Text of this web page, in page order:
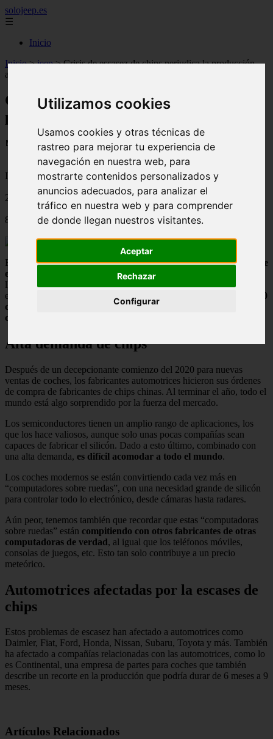
Utilizamos cookies
Usamos cookies y otras técnicas de
rastreo para mejorar tu experiencia de
navegación en nuestra web, para
mostrarte contenidos personalizados y
anuncios adecuados, para analizar el
tráfico en nuestra web y para comprender
de donde llegan nuestros visitantes.
Aceptar
Rechazar
Configurar
solojeep.es
☰
Inicio
Inicio > jeep >Crisis de escasez de chips perjudica la producción
automotriz
Crisis de escasez de chips perjudica la
producción automotriz
📅 08/09/2025
Información General Seguros
2021-01-19
827
Empresas como Audi y Honda se han visto afectadas por lacrisis de
escasez de chips que perjudica la producción automotriz
llamándola una “crisis sobre otra crisis”. En el caso de la primera
empresa, el jefe Markus Duesmann anunció que
fabricarían 10.000
coches menos
mandarían a más de 10.000 trabajadores
con permiso a su casa
Alta demanda de chips
Después de un decepcionante comienzo del 2020 para nuevas
ventas de coches, los fabricantes automotrices hicieron sus órdenes
de compra de fabricantes de chips chinas. Al terminar el año, todo el
mundo está algo sorprendido por la fuerza del mercado.
Los semiconductores tienen un amplio rango de aplicaciones, los
que los hace valiosos, aunque solo unas pocas compañías sean
capaces de fabricar el silicón. Dado a esto último, combinado con
una alta demanda, es difícil acomodar a todo el mundo.
Los coches modernos se están convirtiendo cada vez más en
“computadores sobre ruedas”, con una necesidad grande de silicón
para controlar todo lo electrónico, desde cámaras hasta radares.
Aún peor, tenemos también que recordar que estas “computadoras
sobre ruedas” están compitiendo con otros fabricantes de otras
computadoras de verdad, al igual que los teléfonos móviles,
consolas de juegos, etc. Esto tan solo contribuye a un precio
meteórico.
Automotrices afectadas por la escases de
chips
Estos problemas de escasez han afectado a automotrices como
Daimler, Fiat, Ford, Honda, Nissan, Subaru, Toyota y más. También
ha afectado a compañías relacionadas con las automotrices, como lo
es Continental, una empresa de partes para coches que también
describe un recorte en la producción que podría durar de 6 meses a 9
meses.
Artículos Relacionados